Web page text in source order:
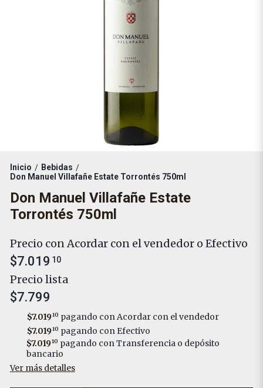
Inicio / Bebidas /
Don Manuel Villafañe Estate Torrontés 750ml
Don Manuel Villafañe Estate
Torrontés 750ml
Precio con Acordar con el vendedor o Efectivo
$7.019 10
Precio lista
$7.799
$7.01910 pagando con Acordar con el vendedor
$7.01910 pagando con Efectivo
$7.01910 pagando con Transferencia o depósito
bancario
Ver más detalles